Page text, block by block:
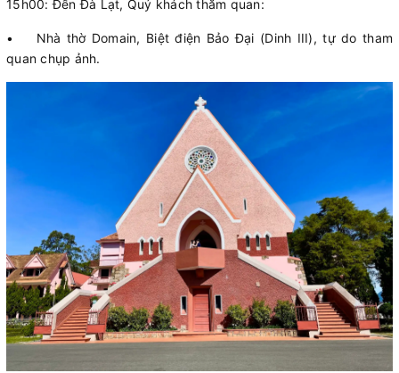
15h00: Đến Đà Lạt, Quý khách thăm quan:
• Nhà thờ Domain, Biệt điện Bảo Đại (Dinh III), tự do tham
quan chụp ảnh.